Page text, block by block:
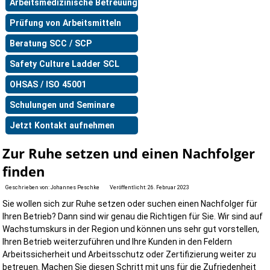
Arbeitsmedizinische Betreuung
Prüfung von Arbeitsmitteln
Beratung SCC / SCP
Safety Culture Ladder SCL
OHSAS / ISO 45001
Schulungen und Seminare
Jetzt Kontakt aufnehmen
Zur Ruhe setzen und einen Nachfolger
finden
Geschrieben von:Johannes Peschke Veröffentlicht: 26. Februar 2023
Sie wollen sich zur Ruhe setzen oder suchen einen Nachfolger für
Ihren Betrieb? Dann sind wir genau die Richtigen für Sie. Wir sind auf
Wachstumskurs in der Region und können uns sehr gut vorstellen,
Ihren Betrieb weiterzuführen und Ihre Kunden in den Feldern
Arbeitssicherheit und Arbeitsschutz oder Zertifizierung weiter zu
betreuen. Machen Sie diesen Schritt mit uns für die Zufriedenheit